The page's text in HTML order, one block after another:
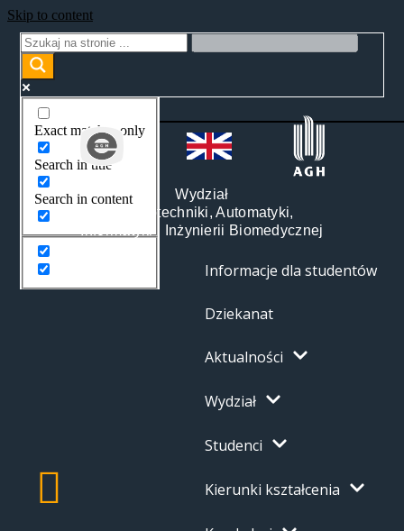
Skip to content
Exact matches only
Search in title
Search in content
Wydział
Elektrotechniki, Automatyki,
Informatyki i Inżynierii Biomedycznej
Informacje dla studentów
Dziekanat
Aktualności
Wydział
Studenci
Kierunki kształcenia